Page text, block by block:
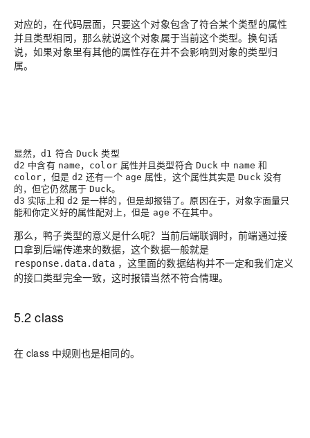
对应的，在代码层面，只要这个对象包含了符合某个类型的属性
并且类型相同，那么就说这个对象属于当前这个类型。换句话
说，如果对象里有其他的属性存在并不会影响到对象的类型归
属。
显然，d1 符合 Duck 类型
d2 中含有 name ， color属性并且类型符合 Duck 中 name 和
color ，但是 d2 还有一个 age 属性，这个属性其实是Duck没有
的，但它仍然属于 Duck。
d3 实际上和 d2 是一样的，但是却报错了。原因在于，对象字面量只
能和你定义好的属性配对上，但是 age 不在其中。
那么，鸭子类型的意义是什么呢？当前后端联调时，前端通过接
口拿到后端传递来的数据，这个数据一般就是
response.data.data，这里面的数据结构并不一定和我们定义
的接口类型完全一致，这时报错当然不符合情理。
5.2 class
在 class 中规则也是相同的。